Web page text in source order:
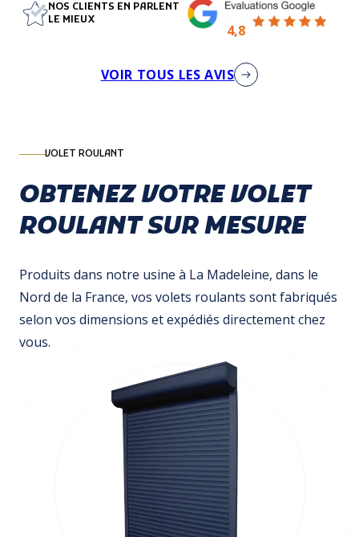
NOS CLIENTS EN PARLENT
LE MIEUX
4,8
VOIR TOUS LES AVIS
VOLET ROULANT
OBTENEZ VOTRE VOLET
ROULANT SUR MESURE
Produits dans notre usine à La Madeleine, dans le
Nord de la France, vos volets roulants sont fabriqués
selon vos dimensions et expédiés directement chez
vous.